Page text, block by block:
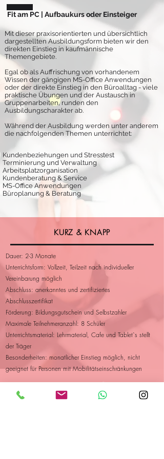
Fit am PC | Aufbaukurs oder Einsteiger
Mit dieser praxisorientierten und übersichtlich
dargestellten Ausbildungsform bieten wir den
direkten Einstieg in kaufmännische
Themengebiete.
Egal ob als Auffrischung von vorhandenem
Wissen der gängigen MS-Office Anwendungen
oder der direkte Einstieg in den Büroalltag - viele
praktische Übungen und der Austausch in
Gruppenarbeiten, runden den
Ausbildungscharakter ab.
Während der Ausbildung werden unter anderem
die nachfolgenden Themen unterrichtet:
Kundenbeziehungen und Stresstest
Terminierung und Verwaltung
Arbeitsplatzorganisation
Kundenberatung & Service
MS-Office Anwendungen
Büroplanung & Beratung
KURZ & KNAPP
Dauer: 2-3 Monate
Unterrichtsform: Vollzeit, Teilzeit nach individueller
Vereinbarung möglich
Abschluss: anerkanntes und zertifiziertes
Abschlusszertifikat
Förderung: Bildungsgutschein und Selbstzahler
Maximale Teilnehmeranzahl: 8 Schüler
Unterrichtsmaterial: Lehrmaterial, Cafe und Tablet`s stellt
der Träger
Besonderheiten: monatlicher Einstieg möglich, nicht
geeignet für Personen mit Mobilitätseinschränkungen